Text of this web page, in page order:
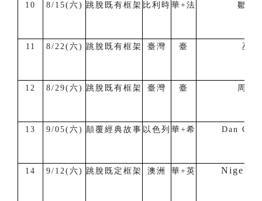
10 8/15(六) 跳脫既有框架 比利時 華+法 鄒宏
11 8/22(六) 跳脫既有框架 臺灣 臺 巫瓦
12 8/29(六) 跳脫既有框架 臺灣 臺 周祐
13 9/05(六) 顛覆經典故事 以色列 華+希 Dan
14 9/12(六) 跳脫既定框架 澳洲 華+英 Nigel